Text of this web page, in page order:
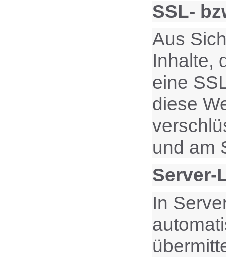
SSL-
Aus
Inhalte,
eine
diese
und am
Server-
In